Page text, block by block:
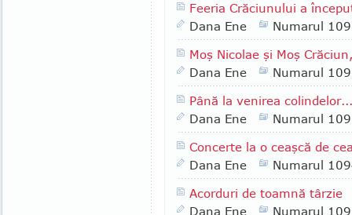
Feeria Crăciunului a
Dana Ene
Numarul
Moş Nicolae şi Moş
Dana Ene
Numarul
Până la venirea
Dana Ene
Numarul
Concerte la o ceaşcă de
Dana Ene
Numarul
Acorduri de toamnă târzie
Dana Ene
Numarul